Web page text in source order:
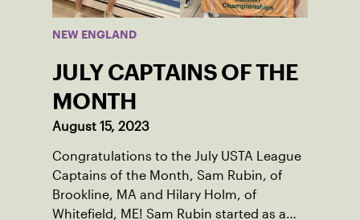
NEW ENGLAND
JULY CAPTAINS OF THE
MONTH
August 15, 2023
Congratulations to the July USTA League
Captains of the Month, Sam Rubin, of
Brookline, MA and Hilary Holm, of
Whitefield, ME! Sam Rubin started as a